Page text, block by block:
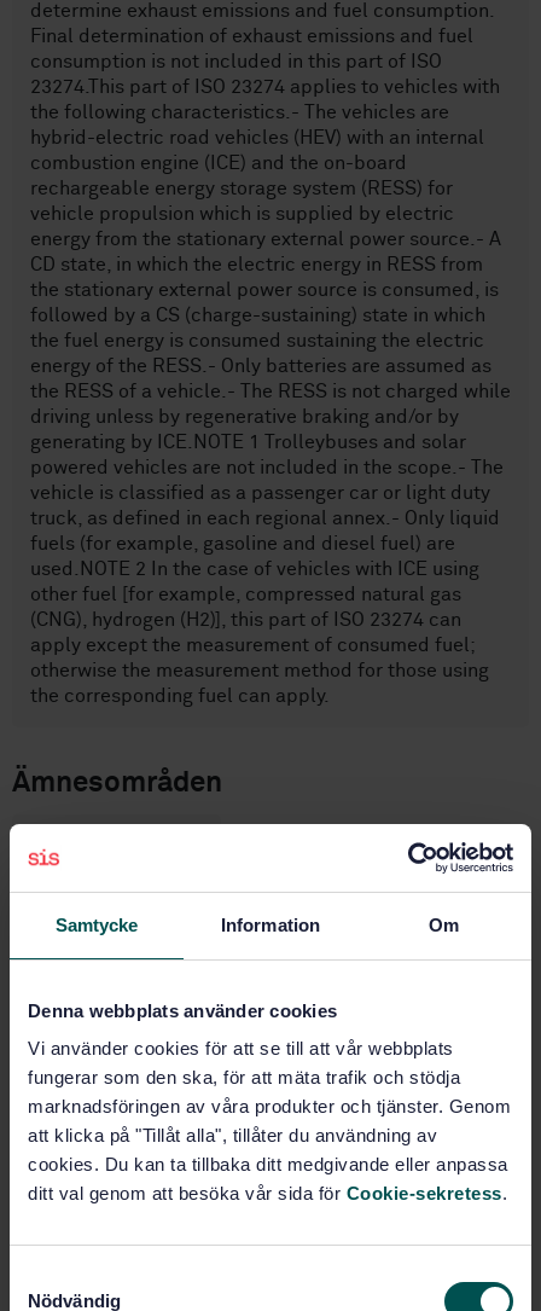
Samtycke Information Om
Denna webbplats använder cookies
Vi använder cookies för att se till att vår webbplats
fungerar som den ska, för att mäta trafik och stödja
marknadsföringen av våra produkter och tjänster. Genom
att klicka på "Tillåt alla", tillåter du användning av
cookies. Du kan ta tillbaka ditt medgivande eller anpassa
ditt val genom att besöka vår sida för Cookie-sekretess.
Nödvändig
determine exhaust emissions and fuel consumption.
Final determination of exhaust emissions and fuel
consumption is not included in this part of ISO
23274.This part of ISO 23274 applies to vehicles with
the following characteristics.- The vehicles are
hybrid-electric road vehicles (HEV) with an internal
combustion engine (ICE) and the on-board
rechargeable energy storage system (RESS) for
vehicle propulsion which is supplied by electric
energy from the stationary external power source.- A
CD state, in which the electric energy in RESS from
the stationary external power source is consumed, is
followed by a CS (charge-sustaining) state in which
the fuel energy is consumed sustaining the electric
energy of the RESS.- Only batteries are assumed as
the RESS of a vehicle.- The RESS is not charged while
driving unless by regenerative braking and/or by
generating by ICE.NOTE 1 Trolleybuses and solar
powered vehicles are not included in the scope.- The
vehicle is classified as a passenger car or light duty
truck, as defined in each regional annex.- Only liquid
fuels (for example, gasoline and diesel fuel) are
used.NOTE 2 In the case of vehicles with ICE using
other fuel [for example, compressed natural gas
(CNG), hydrogen (H2)], this part of ISO 23274 can
apply except the measurement of consumed fuel;
otherwise the measurement method for those using
the corresponding fuel can apply.
Ämnesområden
Elfordon (43.120)
Köp denna standard
Hybrid-eldrivna vägfordon - Mätning av avgasutsläpp
och bränsleförbrukning - Del 2: Fordon med extern
laddning (ISO 23274-2:2012, IDT)
Prenumerera på standarden - Läs mer
PDF